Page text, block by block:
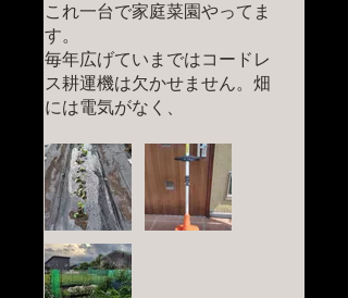
これ一台で家庭菜園やってま
す。
毎年広げていまではコードレ
ス耕運機は欠かせません。畑
には電気がなく、
あります。長期保証にも加入
し安心です。手入れをかかさ
ず使う事も大切です。